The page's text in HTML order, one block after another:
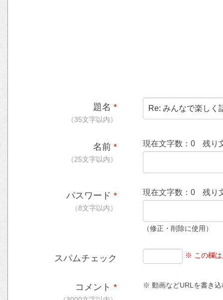
題名 *
（35文字以内）
名前 *
（25文字以内）
現在文字数：0 残り
パスワード *
（8文字以内）
現在文字数：0 残り
（修正・削除に使用）
スパムチェック ※ この欄は
コメント * ※ 動画などURLを書き